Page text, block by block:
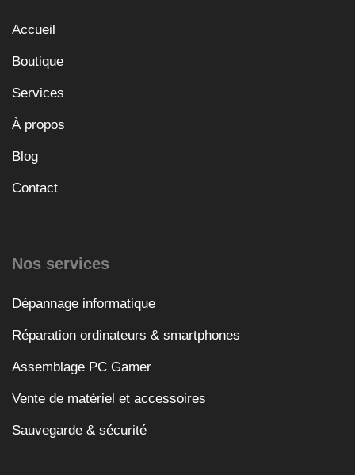
Accueil
Boutique
Services
À propos
Blog
Contact
Nos services
Dépannage informatique
Réparation ordinateurs & smartphones
Assemblage PC Gamer
Vente de matériel et accessoires
Sauvegarde & sécurité